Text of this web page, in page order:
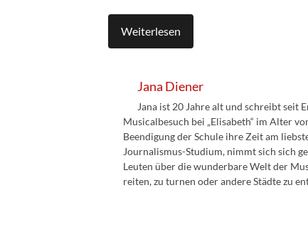
Weiterlesen
Jana Diener
Jana ist 20 Jahre alt und schreibt seit
Musicalbesuch bei „Elisabeth“ im Alter
Beendigung der Schule ihre Zeit am
Journalismus-Studium, nimmt sich sich
Leuten über die wunderbare Welt der
reiten, zu turnen oder andere Städte zu